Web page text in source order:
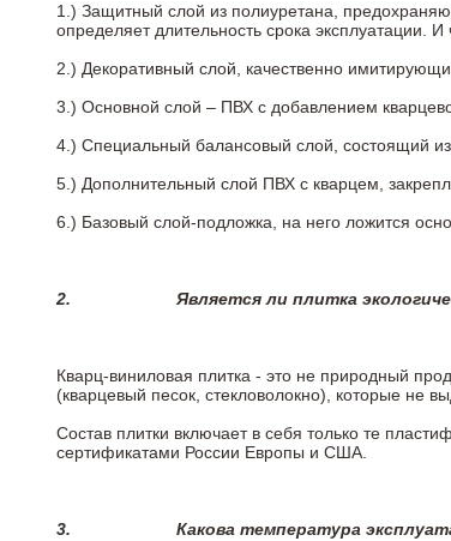
1.) Защитный слой из полиуретана,
определяет длительность срока эксплуатации.
2.) Декоративный слой, качественно
3.) Основной слой – ПВХ с добавлением
4.) Специальный балансовый слой, состоящий
5.) Дополнительный слой ПВХ с кварцем,
6.) Базовый слой-подложка, на него ложится
2. Является ли плитка
Кварц-виниловая плитка - это не природный
(кварцевый песок, стекловолокно), которые не
Состав плитки включает в себя только те
сертификатами России Европы и США.
3. Какова температура